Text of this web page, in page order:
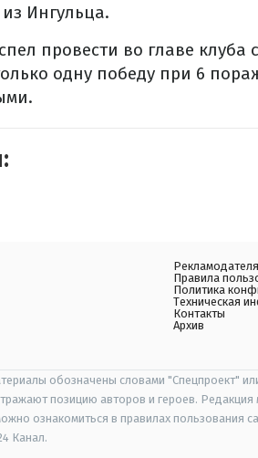
Ингульца.
провести во главе клуба
одну победу при 6
Правила
Политика
Техническая
Контакты
Архив
обозначены словами "Спецпроект"
позицию авторов и героев.
ознакомиться в правилах
Канал.